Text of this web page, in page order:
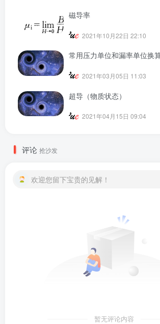
磁导率
2021年10月22日 22:10
常用压力单位和漏率单位换
2021年03月05日 11:03
超导（物质状态）
2021年04月15日 09:04
评论 抢沙发
欢迎您留下宝贵的见解！
暂无评论内容